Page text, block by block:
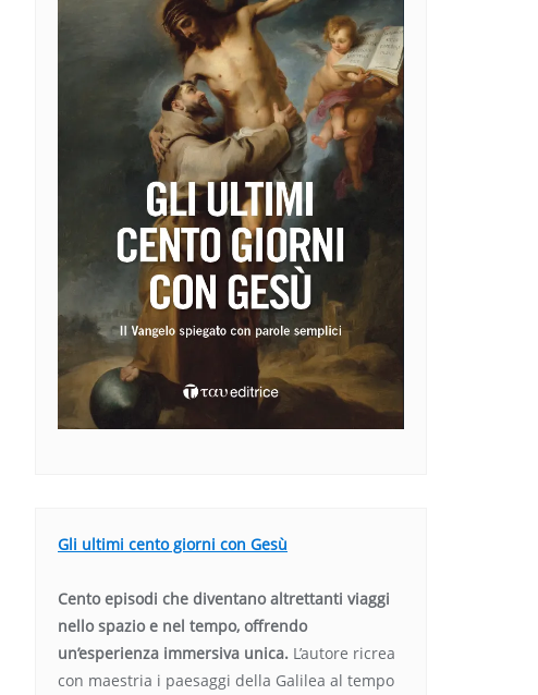
Gli ultimi cento giorni con Gesù
Cento episodi che diventano altrettanti viaggi
nello spazio e nel tempo, offrendo
un’esperienza immersiva unica. L’autore ricrea
con maestria i paesaggi della Galilea al tempo